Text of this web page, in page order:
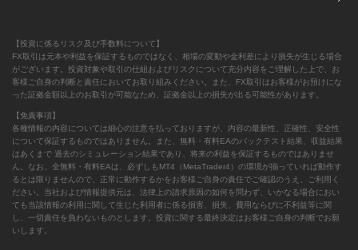
【投資に係るリスク及び手数料について】
FX取引は元本や利益を保証するものではなく、相場の変動や金利差により損失が生じる場合
がございます。投資対象や取引の仕組およびリスクについて充分内容をご理解した上で、お
客様ご自身の判断と責任においてお取り組みください。また、FX取引はお客様がお預けにな
った証拠金額以上のお取引が可能なため、証拠金以上の損失が出る可能性があります。
【免責事項】
各種情報の内容については細心の注意を払っておりますが、内容の最新性、正確性、安全性
について保証するものではありません。また、無料・有料EAのバックテスト結果、収益結果
はあくまで 過去のシミュレーション結果であり、将来の利益を保証するものではありませ
ん。なお、全無料・有料EAは、必ずしもMT4（MetaTrader4）の環境が揃っていれば動作す
るとは限りませんので、正常に動作するかをお客様ご自身の責任でご確認のうえ、ご利用く
ださい。当社および情報提供元は、法律上の請求原因の如何を問わず、いかなる場合におい
ても当該情報の利用に関して生じた利用者に係る損害、損失、費用ならびに不利益等に関
し、一切責任を負わないものとします。投資に関する最終決定はお客様ご自身の判断でお願
いします。